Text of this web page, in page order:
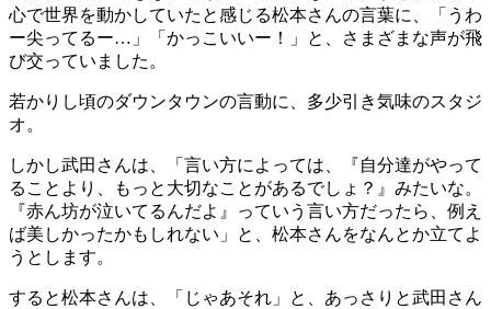
心で世界を動かしていたと感じる松本さんの言葉に、「うわ
ー尖ってるー…」「かっこいいー！」と、さまざまな声が飛
び交っていました。
若かりし頃のダウンタウンの言動に、多少引き気味のスタジ
オ。
しかし武田さんは、「言い方によっては、『自分達がやって
ることより、もっと大切なことがあるでしょ？』みたいな。
『赤ん坊が泣いてるんだよ』っていう言い方だったら、例え
ば美しかったかもしれない」と、松本さんをなんとか立てよ
うとします。
すると松本さんは、「じゃあそれ」と、あっさりと武田さん